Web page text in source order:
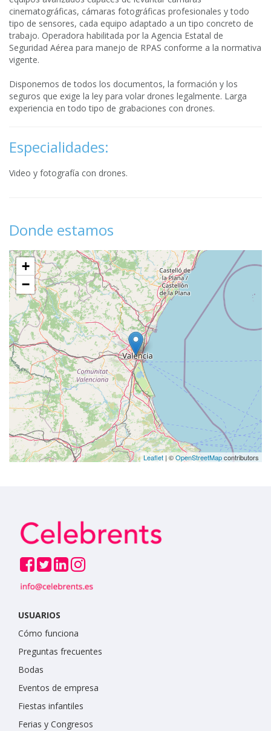
cinematográficas, cámaras fotográficas profesionales y todo
tipo de sensores, cada equipo adaptado a un tipo concreto de
trabajo. Operadora habilitada por la Agencia Estatal de
Seguridad Aérea para manejo de RPAS conforme a la normativa
vigente.
Disponemos de todos los documentos, la formación y los
seguros que exige la ley para volar drones legalmente. Larga
experiencia en todo tipo de grabaciones con drones.
Especialidades:
Video y fotografía con drones.
Donde estamos
+
−
Leaflet | ©OpenStreetMapcontributors
USUARIOS
Cómo funciona
Preguntas frecuentes
Bodas
Eventos de empresa
Fiestas infantiles
Ferias y Congresos